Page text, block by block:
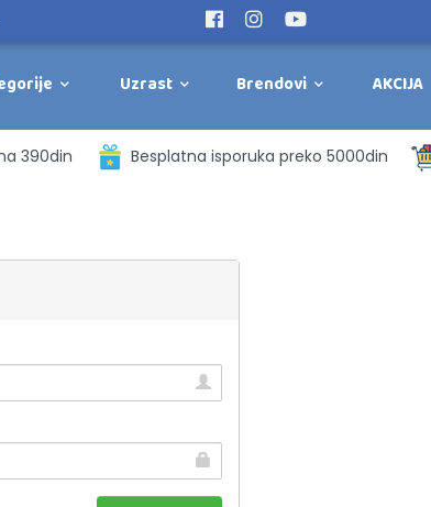
Uzrast Brendovi AKCIJA
390din Besplatna isporuka preko 5000din